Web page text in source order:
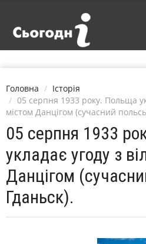
Головна
Історія
05 серпня 1933 року. Польща
містом Данцігом (сучасний
05 серпня 1933
укладає угоду з
Данцігом
Гданьск).